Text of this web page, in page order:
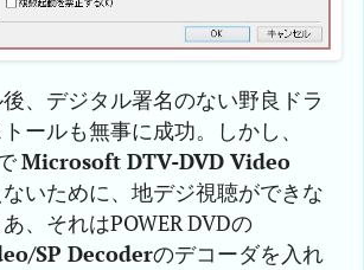
、デジタル署名のない野良ドラ
ールも無事に成功。しかし、
Microsoft DTV-DVD Video
いために、地デジ視聴ができな
、それはPOWER DVDの
SP Decoderのデコーダを入れ